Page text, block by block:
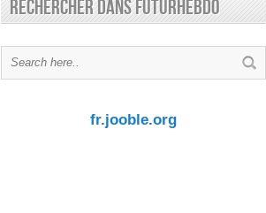
Rechercher dans FuturHebdo
fr.jooble.org